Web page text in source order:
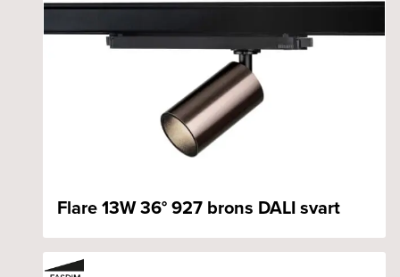
Flare 13W 36° 927 brons DALI svart